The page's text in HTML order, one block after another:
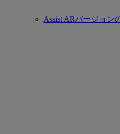
Assist ARバージョン